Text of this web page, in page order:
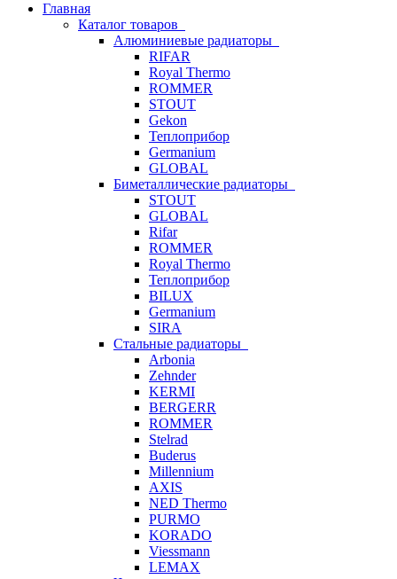
Главная
Каталог товаров
Алюминиевые радиаторы
RIFAR
Royal Thermo
ROMMER
STOUT
Gekon
Теплоприбор
Germanium
GLOBAL
Биметаллические радиаторы
STOUT
GLOBAL
Rifar
ROMMER
Royal Thermo
Теплоприбор
BILUX
Germanium
SIRA
Стальные радиаторы
Arbonia
Zehnder
KERMI
BERGERR
ROMMER
Stelrad
Buderus
Millennium
AXIS
NED Thermo
PURMO
KORADO
Viessmann
LEMAX